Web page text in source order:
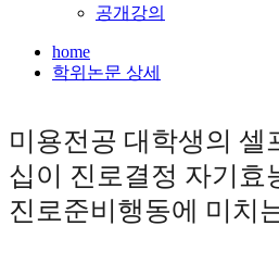
공개강의
home
학위논문 상세
미용전공 대학생의 셀
십이 진로결정 자기효
진로준비행동에 미치